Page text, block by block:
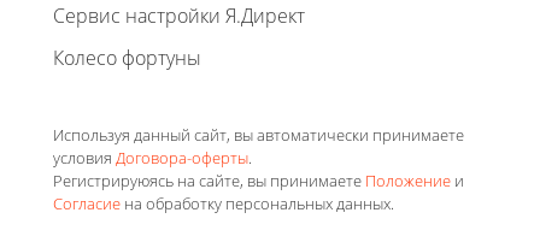
Сервис настройки Я.Директ
Колесо фортуны
Используя данный сайт, вы автоматически принимаете
условия Договора-оферты.
Регистрируюясь на сайте, вы принимаете Положение и
Согласие на обработку персональных данных.